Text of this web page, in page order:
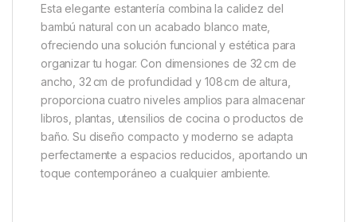
Esta elegante estantería combina la calidez del
bambú natural con un acabado blanco mate,
ofreciendo una solución funcional y estética para
organizar tu hogar. Con dimensiones de 32 cm de
ancho, 32 cm de profundidad y 108 cm de altura,
proporciona cuatro niveles amplios para almacenar
libros, plantas, utensilios de cocina o productos de
baño. Su diseño compacto y moderno se adapta
perfectamente a espacios reducidos, aportando un
toque contemporáneo a cualquier ambiente.